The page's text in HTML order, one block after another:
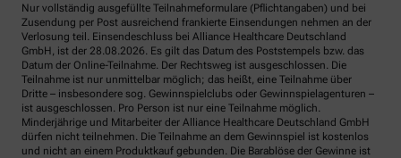
Nur vollständig ausgefüllte Teilnahmeformulare (Pflichtangaben) und bei
Zusendung per Post ausreichend frankierte Einsendungen nehmen an der
Verlosung teil. Einsendeschluss bei Alliance Healthcare Deutschland
GmbH, ist der 28.08.2026. Es gilt das Datum des Poststempels bzw. das
Datum der Online-Teilnahme. Der Rechtsweg ist ausgeschlossen. Die
Teilnahme ist nur unmittelbar möglich; das heißt, eine Teilnahme über
Dritte – insbesondere sog. Gewinnspielclubs oder Gewinnspielagenturen –
ist ausgeschlossen. Pro Person ist nur eine Teilnahme möglich.
Minderjährige und Mitarbeiter der Alliance Healthcare Deutschland GmbH
dürfen nicht teilnehmen. Die Teilnahme an dem Gewinnspiel ist kostenlos
und nicht an einem Produktkauf gebunden. Die Barablöse der Gewinne ist